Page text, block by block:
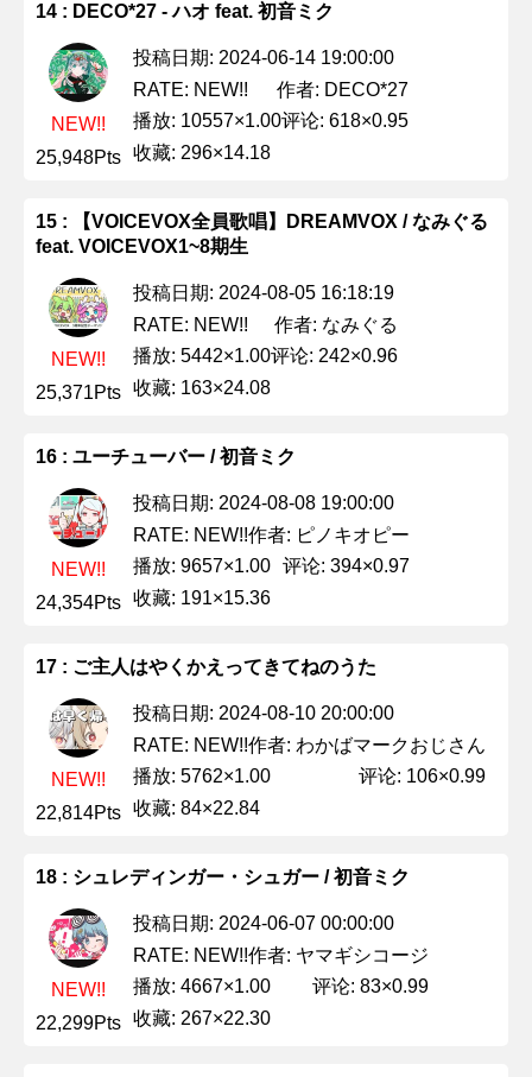
14 : DECO*27 - ハオ feat. 初音ミク
NEW!!
25,948Pts
投稿日期: 2024-06-14 19:00:00
RATE: NEW!!
作者: DECO*27
播放: 10557×1.00评论: 618×0.95
收藏: 296×14.18
15 : 【VOICEVOX全員歌唱】DREAMVOX / なみぐる
feat. VOICEVOX1~8期生
NEW!!
25,371Pts
投稿日期: 2024-08-05 16:18:19
RATE: NEW!!
作者: なみぐる
播放: 5442×1.00评论: 242×0.96
收藏: 163×24.08
16 : ユーチューバー / 初音ミク
NEW!!
24,354Pts
投稿日期: 2024-08-08 19:00:00
RATE: NEW!!作者: ピノキオピー
播放: 9657×1.00 评论: 394×0.97
收藏: 191×15.36
17 : ご主人はやくかえってきてねのうた
NEW!!
22,814Pts
投稿日期: 2024-08-10 20:00:00
RATE: NEW!!作者: わかばマークおじさん
播放: 5762×1.00
评论: 106×0.99
收藏: 84×22.84
18 : シュレディンガー・シュガー / 初音ミク
NEW!!
22,299Pts
投稿日期: 2024-06-07 00:00:00
RATE: NEW!!作者: ヤマギシコージ
播放: 4667×1.00
评论: 83×0.99
收藏: 267×22.30